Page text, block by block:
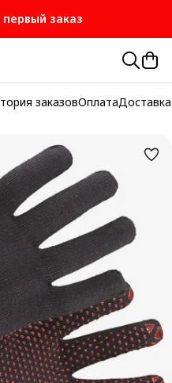
первый заказ
заказовОплатаДоставка